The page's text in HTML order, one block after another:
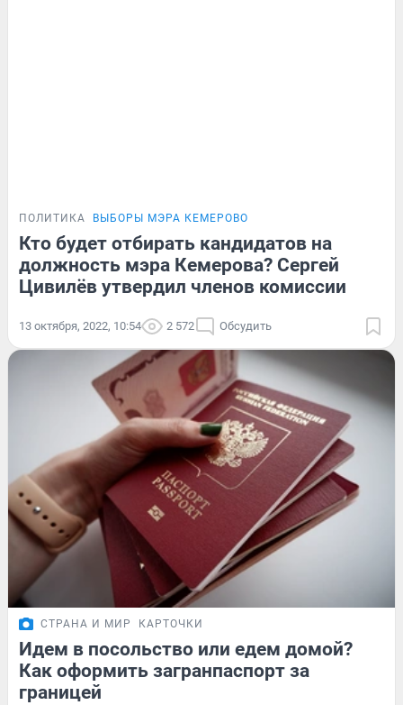
ПОЛИТИКА ВЫБОРЫ МЭРА КЕМЕРОВО
Кто будет отбирать кандидатов на
должность мэра Кемерова? Сергей
Цивилёв утвердил членов комиссии
13 октября, 2022, 10:54 2 572 Обсудить
СТРАНА И МИР КАРТОЧКИ
Идем в посольство или едем домой?
Как оформить загранпаспорт за
границей